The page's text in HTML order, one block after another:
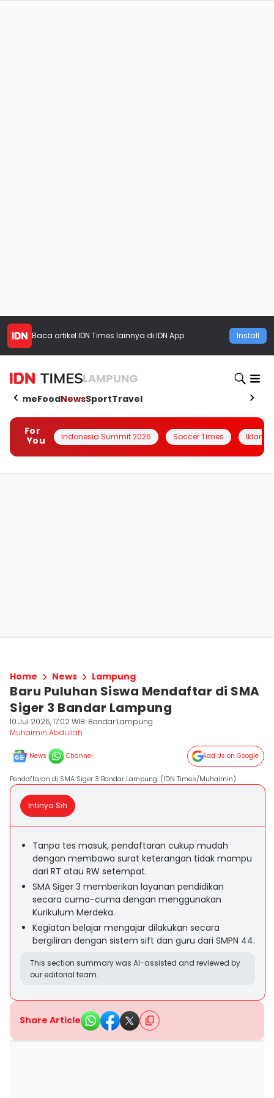
Baca artikel IDN Times lainnya di IDN App Install
LAMPUNG
HomeFoodNewsSportTravel
For
You
Indonesia Summit 2026 Soccer Times Iklanin
Home News Lampung
Baru Puluhan Siswa Mendaftar di SMA
Siger 3 Bandar Lampung
10 Jul 2025, 17:02 WIB Bandar Lampung
Muhaimin Abdullah
News Channel Add Us on Google
Pendaftaran di SMA Siger 3 Bandar Lampung. (IDN Times/Muhaimin)
Intinya Sih
Tanpa tes masuk, pendaftaran cukup mudah
dengan membawa surat keterangan tidak mampu
dari RT atau RW setempat.
SMA Siger 3 memberikan layanan pendidikan
secara cuma-cuma dengan menggunakan
Kurikulum Merdeka.
Kegiatan belajar mengajar dilakukan secara
bergiliran dengan sistem sift dan guru dari SMPN 44.
This section summary was AI-assisted and reviewed by
our editorial team.
Share Article